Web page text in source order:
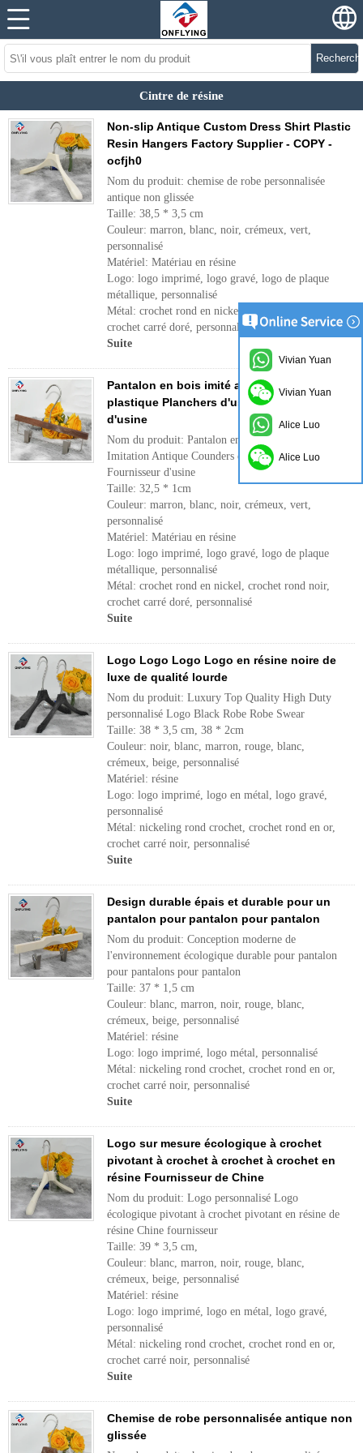
Cintre de résine
Non-slip Antique Custom Dress Shirt Plastic
Resin Hangers Factory Supplier - COPY -
ocfjh0
Nom du produit: chemise de robe personnalisée
antique non glissée
Taille: 38,5 * 3,5 cm
Couleur: marron, blanc, noir, crémeux, vert,
personnalisé
Matériel: Matériau en résine
Logo: logo imprimé, logo gravé, logo de plaque
métallique, personnalisé
Métal: crochet rond en nickel, crochet rond noir,
crochet carré doré, personnalisé
Suite
Pantalon en bois imité antique imitation en
plastique Planchers d'usine Fournisseur
d'usine
Nom du produit: Pantalon en bois imité en plastique
Imitation Antique Counders en plastique
Fournisseur d'usine
Taille: 32,5 * 1cm
Couleur: marron, blanc, noir, crémeux, vert,
personnalisé
Matériel: Matériau en résine
Logo: logo imprimé, logo gravé, logo de plaque
métallique, personnalisé
Métal: crochet rond en nickel, crochet rond noir,
crochet carré doré, personnalisé
Suite
Logo Logo Logo Logo en résine noire de
luxe de qualité lourde
Nom du produit: Luxury Top Quality High Duty
personnalisé Logo Black Robe Robe Swear
Taille: 38 * 3,5 cm, 38 * 2cm
Couleur: noir, blanc, marron, rouge, blanc,
crémeux, beige, personnalisé
Matériel: résine
Logo: logo imprimé, logo en métal, logo gravé,
personnalisé
Métal: nickeling rond crochet, crochet rond en or,
crochet carré noir, personnalisé
Suite
Design durable épais et durable pour un
pantalon pour pantalon pour pantalon
Nom du produit: Conception moderne de
l'environnement écologique durable pour pantalon
pour pantalons pour pantalon
Taille: 37 * 1,5 cm
Couleur: blanc, marron, noir, rouge, blanc,
crémeux, beige, personnalisé
Matériel: résine
Logo: logo imprimé, logo métal, personnalisé
Métal: nickeling rond crochet, crochet rond en or,
crochet carré noir, personnalisé
Suite
Logo sur mesure écologique à crochet
pivotant à crochet à crochet à crochet en
résine Fournisseur de Chine
Nom du produit: Logo personnalisé Logo
écologique pivotant à crochet pivotant en résine de
résine Chine fournisseur
Taille: 39 * 3,5 cm,
Couleur: blanc, marron, noir, rouge, blanc,
crémeux, beige, personnalisé
Matériel: résine
Logo: logo imprimé, logo en métal, logo gravé,
personnalisé
Métal: nickeling rond crochet, crochet rond en or,
crochet carré noir, personnalisé
Suite
Chemise de robe personnalisée antique non
glissée
Vivian Yuan
Vivian Yuan
Alice Luo
Alice Luo